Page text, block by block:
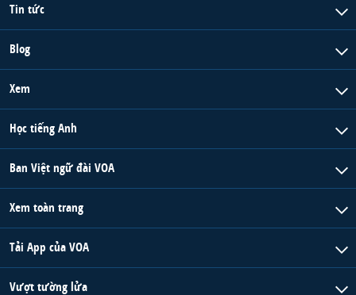
Tin tức
Blog
Xem
Học tiếng Anh
Ban Việt ngữ đài VOA
Xem toàn trang
Tải App của VOA
Vượt tường lửa